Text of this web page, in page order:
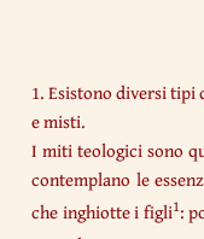
1. Esistono diversi
e misti.
I miti teologici sono
contemplano le
che inghiotte i figli1: